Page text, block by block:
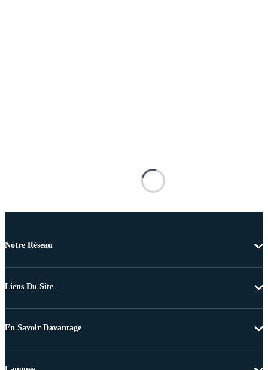
Notre Réseau
Liens Du Site
En Savoir Davantage